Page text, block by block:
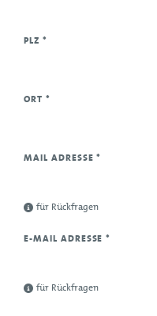
PLZ *
ORT *
MAIL ADRESSE*
für Rückfragen
E-MAIL ADRESSE*
für Rückfragen